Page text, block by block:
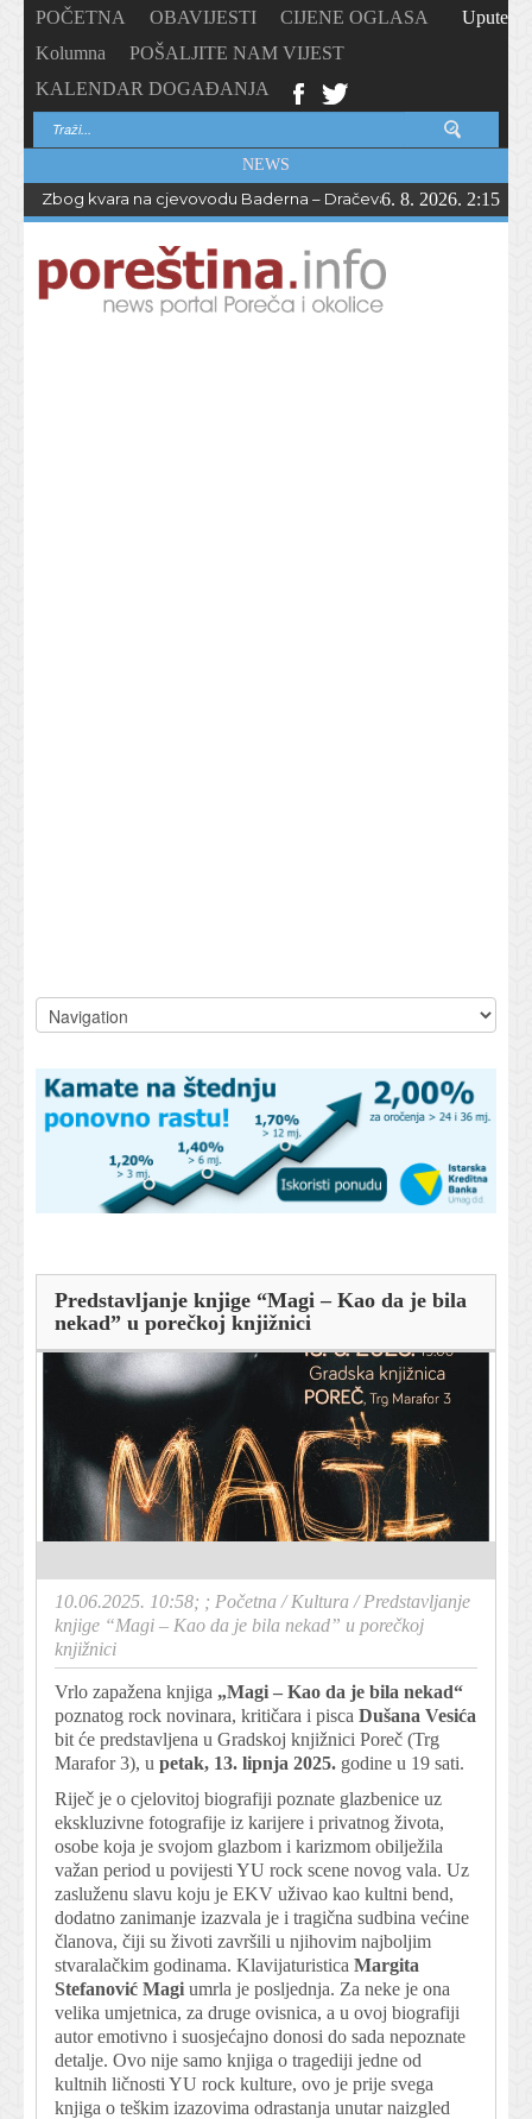
POČETNA OBAVIJESTI
CIJENE OGLASA
Kolumna
POŠALJITE NAM VIJEST
KALENDAR DOGAĐANJA
Upute
NEWS
Zbog kvara na cjevovodu Baderna – Dračevac bez vode do
6. 8. 2026. 2:15
Predstavljanje knjige “Magi – Kao da je bila
nekad” u porečkoj knjižnici
10.06.2025. 10:58; ; Početna /Kultura /Predstavljanje
knjige “Magi – Kao da je bila nekad” u porečkoj
knjižnici
Vrlo zapažena knjiga „Magi – Kao da je bila nekad“
poznatog rock novinara, kritičara i pisca Dušana Vesića
bit će predstavljena u Gradskoj knjižnici Poreč (Trg
Marafor 3), u petak, 13. lipnja 2025. godine u 19 sati.
Riječ je o cjelovitoj biografiji poznate glazbenice uz
ekskluzivne fotografije iz karijere i privatnog života,
osobe koja je svojom glazbom i karizmom obilježila
važan period u povijesti YU rock scene novog vala. Uz
zasluženu slavu koju je EKV uživao kao kultni bend,
dodatno zanimanje izazvala je i tragična sudbina većine
članova, čiji su životi završili u njihovim najboljim
stvaralačkim godinama. Klavijaturistica Margita
Stefanović Magi umrla je posljednja. Za neke je ona
velika umjetnica, za druge ovisnica, a u ovoj biografiji
autor emotivno i suosjećajno donosi do sada nepoznate
detalje. Ovo nije samo knjiga o tragediji jedne od
kultnih ličnosti YU rock kulture, ovo je prije svega
knjiga o teškim izazovima odrastanja unutar naizgled